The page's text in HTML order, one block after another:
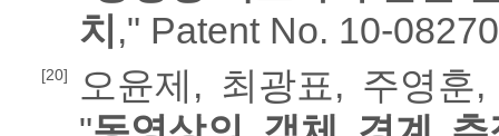
치 ," Patent No. 10-
[20]
오윤제, 최광표, 주영